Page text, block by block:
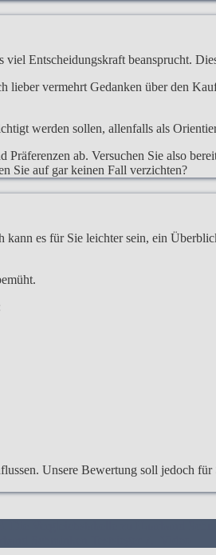
Entscheidungskraft beansprucht.
vermehrt Gedanken über den
werden sollen, allenfalls als
ab. Versuchen Sie also
Sie auf gar keinen Fall verzichten?
es für Sie leichter sein, ein
Unsere Bewertung soll jedoch